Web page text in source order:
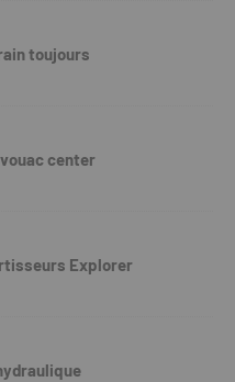
toujours
center
Explorer